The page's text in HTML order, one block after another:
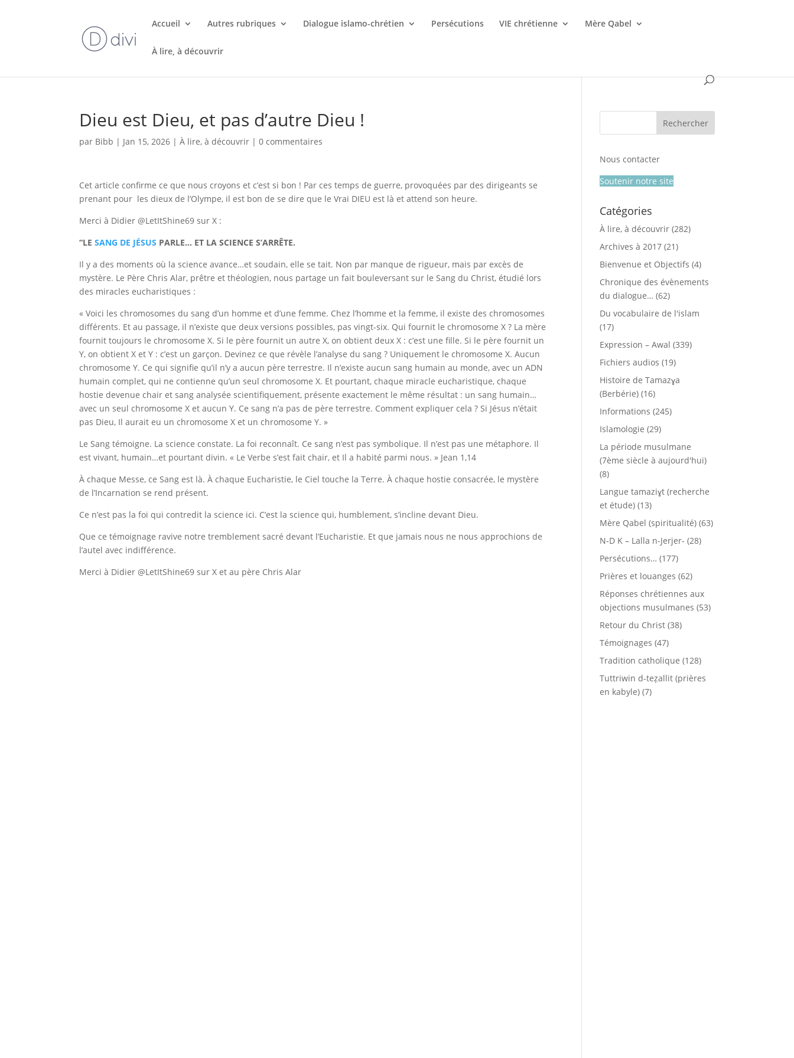
Accueil Autres rubriques Dialogue islamo-chrétien Persécutions VIE chrétienne Mère Qabel
À lire, à découvrir
Dieu est Dieu, et pas d’autre Dieu !
par Bibb | Jan 15, 2026 |À lire, à découvrir |0 commentaires
Cet article confirme ce que nous croyons et c’est si bon ! Par ces temps de guerre, provoquées par des dirigeants se
prenant pour les dieux de l’Olympe, il est bon de se dire que le Vrai DIEU est là et attend son heure.
Merci à Didier @LetItShine69 sur X :
“LESANG DE JÉSUS PARLE… ET LA SCIENCE S’ARRÊTE.
Il y a des moments où la science avance…et soudain, elle se tait. Non par manque de rigueur, mais par excès de
mystère. Le Père Chris Alar, prêtre et théologien, nous partage un fait bouleversant sur le Sang du Christ, étudié lors
des miracles eucharistiques :
« Voici les chromosomes du sang d’un homme et d’une femme. Chez l’homme et la femme, il existe des chromosomes
différents. Et au passage, il n’existe que deux versions possibles, pas vingt-six. Qui fournit le chromosome X ? La mère
fournit toujours le chromosome X. Si le père fournit un autre X, on obtient deux X : c’est une fille. Si le père fournit un
Y, on obtient X et Y : c’est un garçon. Devinez ce que révèle l’analyse du sang ? Uniquement le chromosome X. Aucun
chromosome Y. Ce qui signifie qu’il n’y a aucun père terrestre. Il n’existe aucun sang humain au monde, avec un ADN
humain complet, qui ne contienne qu’un seul chromosome X. Et pourtant, chaque miracle eucharistique, chaque
hostie devenue chair et sang analysée scientifiquement, présente exactement le même résultat : un sang humain…
avec un seul chromosome X et aucun Y. Ce sang n’a pas de père terrestre. Comment expliquer cela ? Si Jésus n’était
pas Dieu, Il aurait eu un chromosome X et un chromosome Y. »
Le Sang témoigne. La science constate. La foi reconnaît. Ce sang n’est pas symbolique. Il n’est pas une métaphore. Il
est vivant, humain…et pourtant divin. « Le Verbe s’est fait chair, et Il a habité parmi nous. » Jean 1,14
À chaque Messe, ce Sang est là. À chaque Eucharistie, le Ciel touche la Terre.À chaque hostie consacrée, le mystère
de l’Incarnation se rend présent.
Ce n’est pas la foi qui contredit la science ici. C’est la science qui, humblement, s’incline devant Dieu.
Que ce témoignage ravive notre tremblement sacré devant l’Eucharistie. Et que jamais nous ne nous approchions de
l’autel avec indifférence.
Merci à Didier @LetItShine69 sur X et au père Chris Alar
Nous contacter
Soutenir notre site
Catégories
À lire, à découvrir (282)
Archives à 2017 (21)
Bienvenue et Objectifs (4)
Chronique des évènements
du dialogue… (62)
Du vocabulaire de l'islam
(17)
Expression – Awal (339)
Fichiers audios (19)
Histoire de Tamazɣa
(Berbérie) (16)
Informations (245)
Islamologie (29)
La période musulmane
(7ème siècle à aujourd'hui)
(8)
Langue tamaziɣt (recherche
et étude) (13)
Mère Qabel (spiritualité) (63)
N-D K – Lalla n-Jerjer- (28)
Persécutions… (177)
Prières et louanges (62)
Réponses chrétiennes aux
objections musulmanes (53)
Retour du Christ (38)
Témoignages (47)
Tradition catholique (128)
Tuttriwin d-teẓallit (prières
en kabyle) (7)